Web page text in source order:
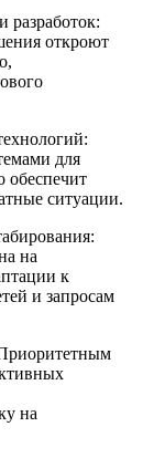
разработок:
откроют
для
обеспечит
ситуации.
на
к
и запросам
на